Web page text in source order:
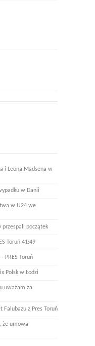
i Leona Madsena w
w Danii
w U24 we
przespali początek
Toruń 41:49
PRES Toruń
Polsk w Łodzi
uważam za
Falubazu z Pres Toruń
że umowa